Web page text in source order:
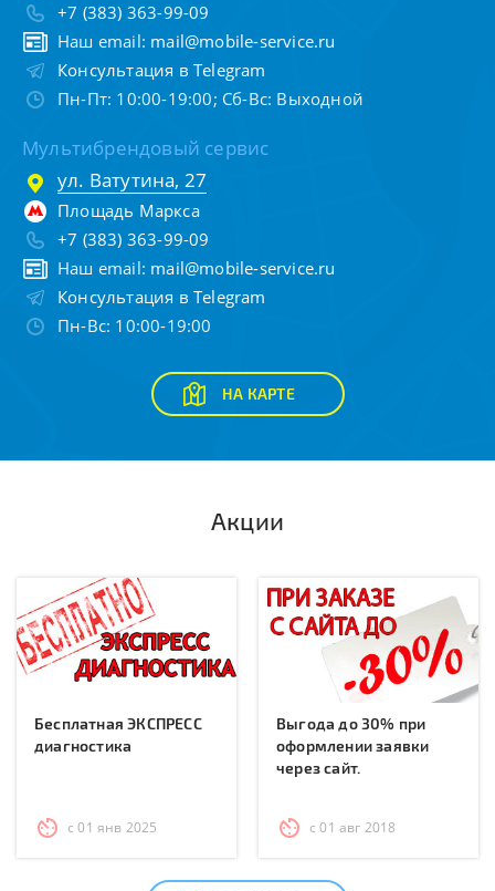
+7 (383) 363-99-09
Наш email: mail@mobile-service.ru
Консультация в Telegram
Пн-Пт: 10:00-19:00; Сб-Вс: Выходной
Мультибрендовый сервис
ул. Ватутина, 27
Площадь Маркса
+7 (383) 363-99-09
Наш email: mail@mobile-service.ru
Консультация в Telegram
Пн-Вс: 10:00-19:00
НА КАРТЕ
Акции
Бесплатная ЭКСПРЕСС
диагностика
с 01 янв 2025
Выгода до 30% при
оформлении заявки
через сайт.
с 01 авг 2018